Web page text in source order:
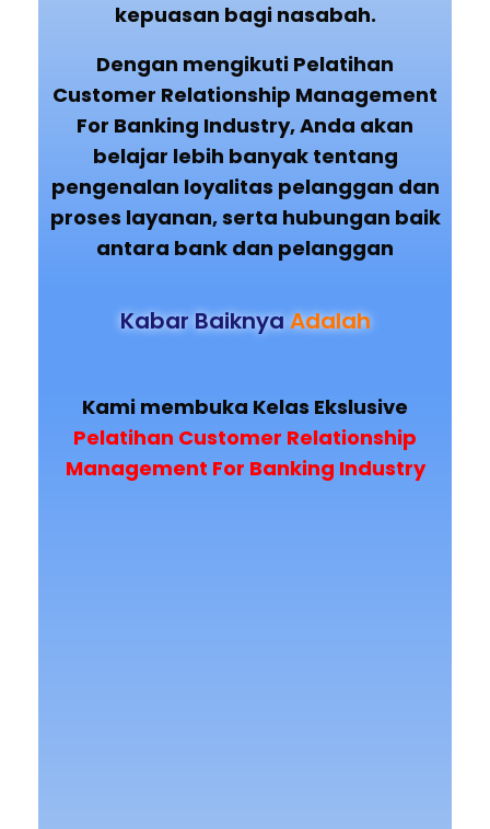
kepuasan bagi nasabah.
Dengan mengikuti Pelatihan
Customer Relationship Management
For Banking Industry, Anda akan
belajar lebih banyak tentang
pengenalan loyalitas pelanggan dan
proses layanan, serta hubungan baik
antara bank dan pelanggan
Kabar BaiknyaAdalah
Kami membuka Kelas Ekslusive
Pelatihan Customer Relationship
Management For Banking Industry